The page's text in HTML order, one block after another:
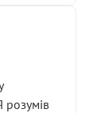
розумів